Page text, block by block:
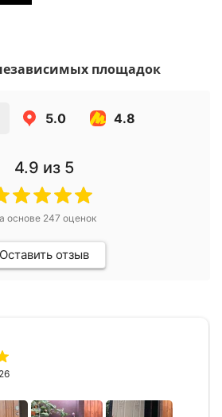
площадок
5.0 4.8
4.9 из 5
основе 247 оценок
Оставить отзыв